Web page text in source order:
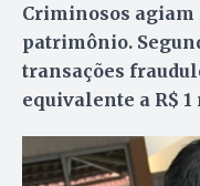
Criminosos agiam
patrimônio.
transações
equivalente a R$